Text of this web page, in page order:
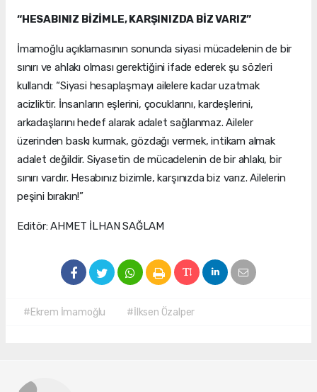
“HESABINIZ BİZİMLE, KARŞINIZDA BİZ VARIZ”
İmamoğlu açıklamasının sonunda siyasi mücadelenin de bir
sınırı ve ahlakı olması gerektiğini ifade ederek şu sözleri
kullandı: “Siyasi hesaplaşmayı ailelere kadar uzatmak
acizliktir. İnsanların eşlerini, çocuklarını, kardeşlerini,
arkadaşlarını hedef alarak adalet sağlanmaz. Aileler
üzerinden baskı kurmak, gözdağı vermek, intikam almak
adalet değildir. Siyasetin de mücadelenin de bir ahlakı, bir
sınırı vardır. Hesabınız bizimle, karşınızda biz varız. Ailelerin
peşini bırakın!”
Editör: AHMET İLHAN SAĞLAM
#Ekrem İmamoğlu #İlksen Özalper